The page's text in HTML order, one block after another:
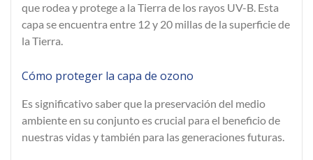
que rodea y protege a la Tierra de los rayos UV-B. Esta
capa se encuentra entre 12 y 20 millas de la superficie de
la Tierra.
Cómo proteger la capa de ozono
Es significativo saber que la preservación del medio
ambiente en su conjunto es crucial para el beneficio de
nuestras vidas y también para las generaciones futuras.